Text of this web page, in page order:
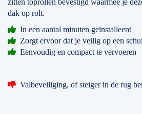
zitten toprollen bevestigd waarmee je
dak op rolt.
In een aantal minuten geïnstalleerd
Zorgt ervoor dat je veilig op een
Eenvoudig en compact te vervoeren
Valbeveiliging, of steiger in de rug